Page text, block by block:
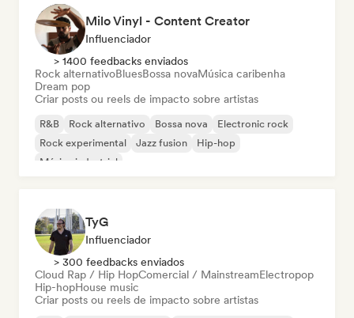
Milo Vinyl - Content Creator
Influenciador
> 1400 feedbacks enviados
Rock alternativoBluesBossa novaMúsica caribenha
Dream pop
Criar posts ou reels de impacto sobre artistas
R&B Rock alternativo Bossa nova
Electronic rock
Rock experimental
Jazz fusion
Hip-hop
Música industrial
TyG
Influenciador
> 300 feedbacks enviados
Cloud Rap / Hip HopComercial / MainstreamElectropop
Hip-hopHouse music
Criar posts ou reels de impacto sobre artistas